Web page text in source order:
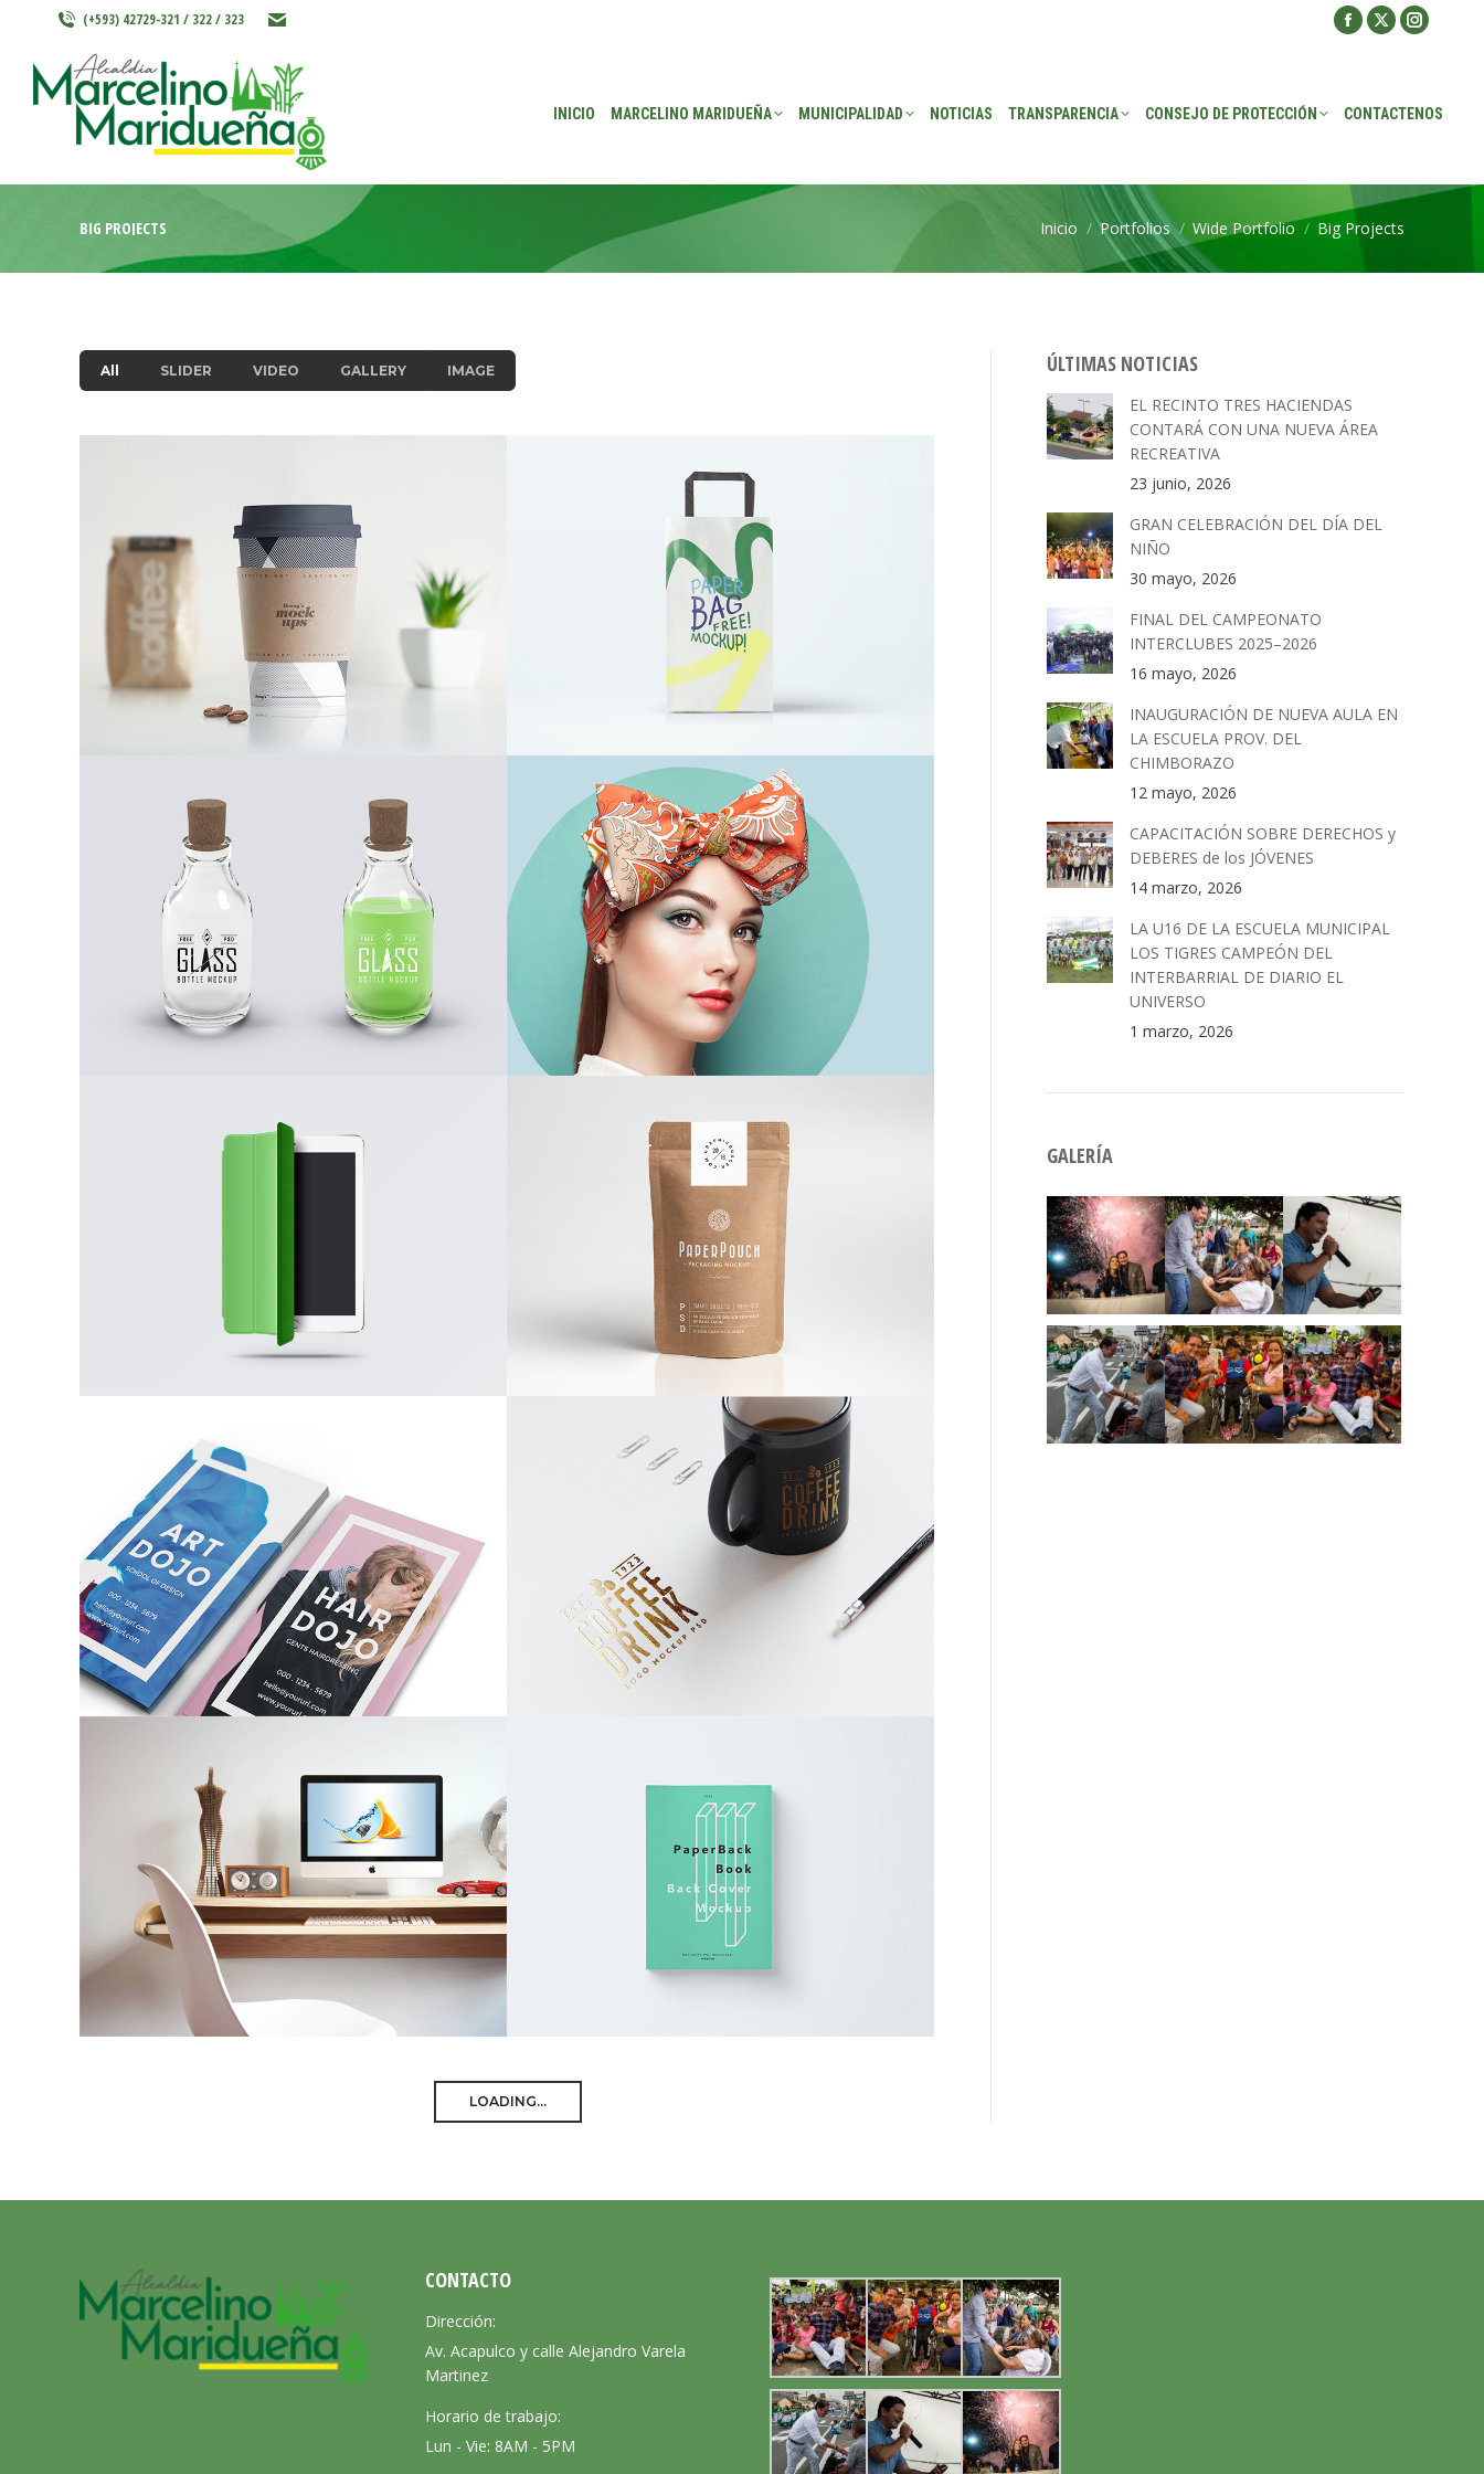
(+593) 42729-321 / 322 / 323
Facebook
in
X
in
in
INICIO MARCELINO MARIDUEÑA MUNICIPALIDAD NOTICIAS TRANSPARENCIA CONSEJO DE PROTECCIÓN CONTACTENOS
BIG PROJECTS Estás aquí:
Inicio Portfolios Wide Portfolio Big Projects
All SLIDER VIDEO GALLERY IMAGE
Paper Cup Mockup
Illustrator / Photoshop
Paper Bag
Client Envato
Glass Bottle
Photoshop / Illustrator
Colors in a Girl
Photography / Photoshop
Fresh Imperio Paper Packaging
by GraphicBurger
Business Card
Illustrator / Photoshop
Paper And Coffee
Mockup / Photoshop
Floating Desk
Fullscreen Video
Book Cover
Pagination / InDesign
LOADING...
ÚLTIMAS NOTICIAS
EL RECINTO TRES HACIENDAS
CONTARÁ CON UNA NUEVA ÁREA
RECREATIVA
23 junio, 2026
GRAN CELEBRACIÓN DEL DÍA DEL
NIÑO
30 mayo, 2026
FINAL DEL CAMPEONATO
INTERCLUBES 2025–2026
16 mayo, 2026
INAUGURACIÓN DE NUEVA AULA EN
LA ESCUELA PROV. DEL
CHIMBORAZO
12 mayo, 2026
CAPACITACIÓN SOBRE DERECHOS y
DEBERES de los JÓVENES
14 marzo, 2026
LA U16 DE LA ESCUELA MUNICIPAL
LOS TIGRES CAMPEÓN DEL
INTERBARRIAL DE DIARIO EL
UNIVERSO
1 marzo, 2026
GALERÍA
CONTACTO
Dirección:
Av. Acapulco y calle Alejandro Varela
Martinez
Horario de trabajo:
Lun - Vie: 8AM - 5PM